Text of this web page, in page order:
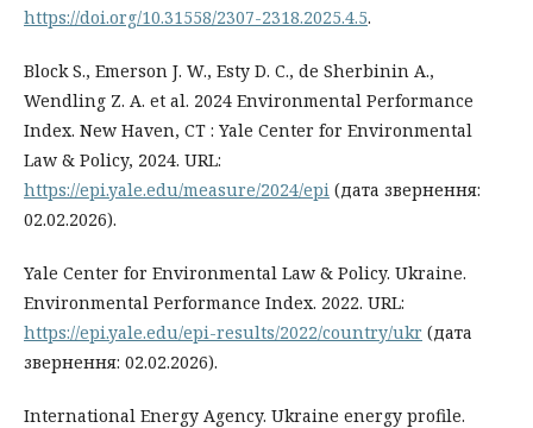
https://doi.org/10.31558/2307-2318.2025.4.5.
Block S., Emerson J. W., Esty D. C., de Sherbinin A.,
Wendling Z. A. et al. 2024 Environmental Performance
Index. New Haven, CT : Yale Center for Environmental
Law & Policy, 2024. URL:
https://epi.yale.edu/measure/2024/epi (дата звернення:
02.02.2026).
Yale Center for Environmental Law & Policy. Ukraine.
Environmental Performance Index. 2022. URL:
https://epi.yale.edu/epi-results/2022/country/ukr (дата
звернення: 02.02.2026).
International Energy Agency. Ukraine energy profile.